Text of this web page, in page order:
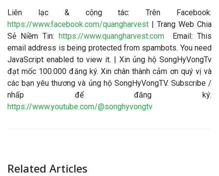
Liên lạc & cộng tác: Trên Facebook:
https://www.facebook.com/quangharvest | Trang Web Chia
Sẻ Niềm Tin: https://www.quangharvest.comEmail: This
email address is being protected from spambots. You need
JavaScript enabled to view it. | Xin ủng hộ SongHyVongTv
đạt mốc 100.000 đăng ký. Xin chân thành cảm ơn quý vị và
các bạn yêu thương và ủng hộ SongHyVongTV. Subscribe /
nhấp để đăng ký:
https://www.youtube.com/@songhyvongtv
Related Articles